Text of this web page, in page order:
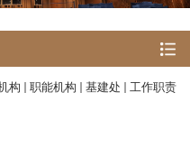
构 职能机构 基建处 工作职责